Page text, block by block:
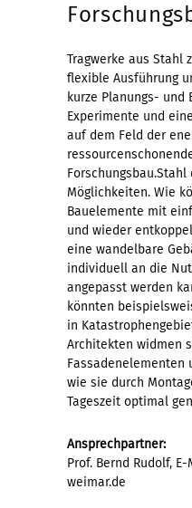
Tragwerke aus Stahl
flexible Ausführung
kurze Planungs- und
Experimente und
auf dem Feld der
Möglichkeiten. Wie
Bauelemente mit
und wieder
eine wandelbare
individuell an die
angepasst werden
könnten
in
Architekten widmen
Fassadenelementen
wie sie durch
Tageszeit optimal
Ansprechpartner:
Prof. Bernd Rudolf,
weimar.de